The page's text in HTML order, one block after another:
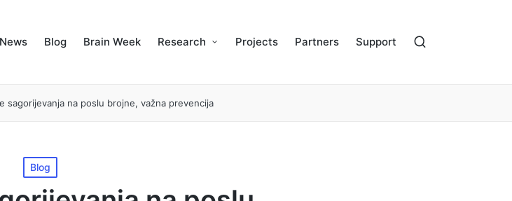
News Blog Brain Week Research Projects Partners Support
sagorijevanja na poslu brojne, važna prevencija
Posted
in
Blog